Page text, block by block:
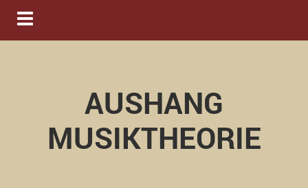
Navigation ein-/ausblenden
AUSHANG
MUSIKTHEORIE